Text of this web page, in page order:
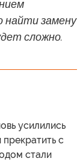
найти замену
сложно.
усилились
с
стали